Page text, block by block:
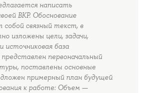
написать
ВКР. Обоснование
собой связный текст, в
изложены цели, задачи,
источниковая база
представлен первоначальный
поставлены основные
примерный план будущей
к работе: Объем —